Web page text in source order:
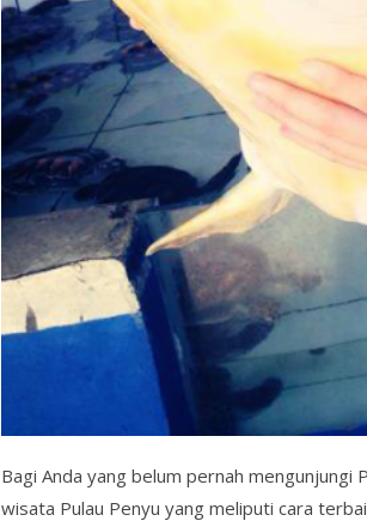
Bagi Anda yang belum pernah mengunjungi
wisata Pulau Penyu yang meliputi cara